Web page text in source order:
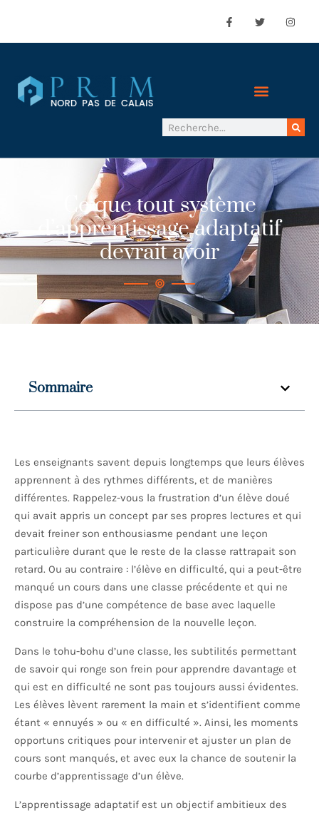
Ce que tout système
d’apprentissage adaptatif
devrait avoir
Sommaire
Les enseignants savent depuis longtemps que leurs élèves
apprennent à des rythmes différents, et de manières
différentes. Rappelez-vous la frustration d’un élève doué
qui avait appris un concept par ses propres lectures et qui
devait freiner son enthousiasme pendant une leçon
particulière durant que le reste de la classe rattrapait son
retard. Ou au contraire : l’élève en difficulté, qui a peut-être
manqué un cours dans une classe précédente et qui ne
dispose pas d’une compétence de base avec laquelle
construire la compréhension de la nouvelle leçon.
Dans le tohu-bohu d’une classe, les subtilités permettant
de savoir qui ronge son frein pour apprendre davantage et
qui est en difficulté ne sont pas toujours aussi évidentes.
Les élèves lèvent rarement la main et s’identifient comme
étant « ennuyés » ou « en difficulté ». Ainsi, les moments
opportuns critiques pour intervenir et ajuster un plan de
cours sont manqués, et avec eux la chance de soutenir la
courbe d’apprentissage d’un élève.
L’apprentissage adaptatif est un objectif ambitieux des